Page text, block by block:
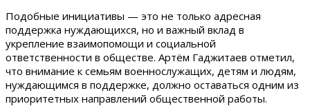
Подобные инициативы — это не только адресная
поддержка нуждающихся, но и важный вклад в
укрепление взаимопомощи и социальной
ответственности в обществе. Артём Гаджитаев отметил,
что внимание к семьям военнослужащих, детям и людям,
нуждающимся в поддержке, должно оставаться одним из
приоритетных направлений общественной работы.